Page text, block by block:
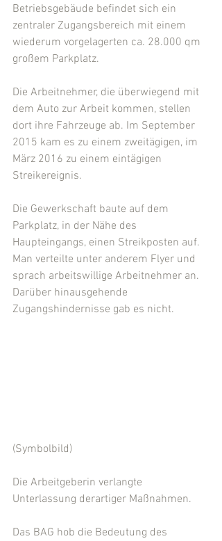
Betriebsgebäude befindet sich ein
zentraler Zugangsbereich mit einem
wiederum vorgelagerten ca. 28.000 qm
großem Parkplatz.
Die Arbeitnehmer, die überwiegend mit
dem Auto zur Arbeit kommen, stellen
dort ihre Fahrzeuge ab. Im September
2015 kam es zu einem zweitägigen, im
März 2016 zu einem eintägigen
Streikereignis.
Die Gewerkschaft baute auf dem
Parkplatz, in der Nähe des
Haupteingangs, einen Streikposten auf.
Man verteilte unter anderem Flyer und
sprach arbeitswillige Arbeitnehmer an.
Darüber hinausgehende
Zugangshindernisse gab es nicht.
(Symbolbild)
Die Arbeitgeberin verlangte
Unterlassung derartiger Maßnahmen.
Das BAG hob die Bedeutung des